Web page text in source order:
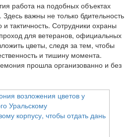
работа на подобных объектах
Здесь важны не только бдительность
тактичность. Сотрудники охраны
для ветеранов, официальных
цветы, следя за тем, чтобы
и тишину момента.
прошла организованно и без